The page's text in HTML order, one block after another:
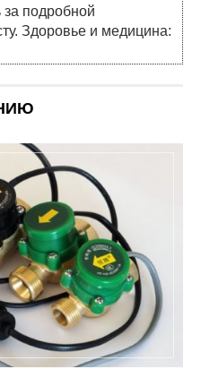
подробной
Здоровье и медицина: